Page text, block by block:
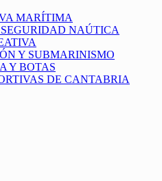
MARÍTIMA
NAÚTICA
Y SUBMARINISMO
Y BOTAS
DE CANTABRIA